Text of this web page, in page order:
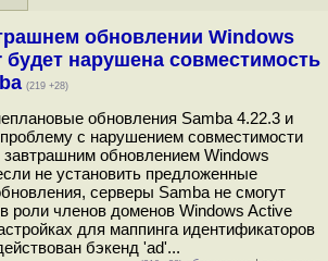
обновлении Windows
будет нарушена совместимость
(219 +28)
обновления Samba 4.22.3 и
с нарушением совместимости
завтрашним обновлением Windows
не установить предложенные
серверы Samba не смогут
роли членов доменов Windows Active
для маппинга идентификаторов
бэкенд 'ad'...